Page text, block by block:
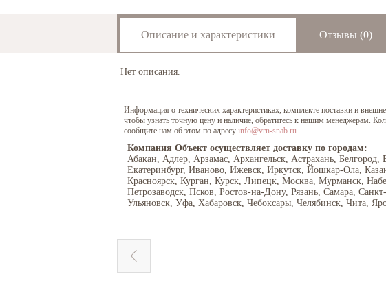
Описание и характеристики Отзывы (0)
Нет описания.
Информация о технических характеристиках, комплекте поставки и
чтобы узнать точную цену и наличие, обратитесь к нашим менеджерам.
сообщите нам об этом по адресу info@vrn-snab.ru
Компания Объект осуществляет доставку по городам:
Абакан, Адлер, Арзамас, Архангельск, Астрахань,
Екатеринбург, Иваново, Ижевск, Иркутск, Йошкар-Ола,
Красноярск, Курган, Курск, Липецк, Москва, Мурманск,
Петрозаводск, Псков, Ростов-на-Дону, Рязань, Самара,
Ульяновск, Уфа, Хабаровск, Чебоксары, Челябинск, Чита,